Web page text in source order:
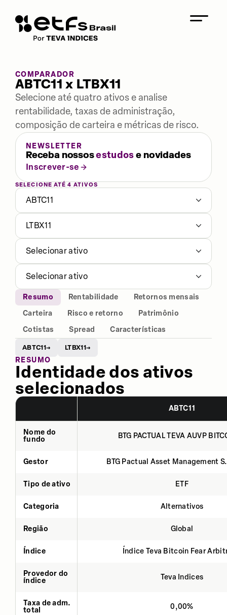
COMPARADOR
ABTC11 x LTBX11
Selecione até quatro ativos e analise
rentabilidade, taxas de administração,
composição de carteira e métricas de risco.
NEWSLETTER
Receba nossosestudose novidades
Inscrever-se
SELECIONE ATÉ 4 ATIVOS
ABTC11
LTBX11
Selecionar ativo
Selecionar ativo
Resumo Rentabilidade
Retornos mensais
Carteira
Risco e retorno
Patrimônio
Cotistas
Spread Características
ABTC11→ LTBX11→
RESUMO
Identidade dos ativos
selecionados
ABTC11
Nome do
fundo
BTG PACTUAL TEVA AUVP
Gestor BTG Pactual Asset Management
Tipo de ativo ETF
Categoria Alternativos
Região Global
Índice Índice Teva Bitcoin Fear
Provedor do
índice
Teva Indices
Taxa de adm.
total
0,00%